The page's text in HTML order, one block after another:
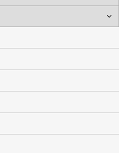
ート
覧